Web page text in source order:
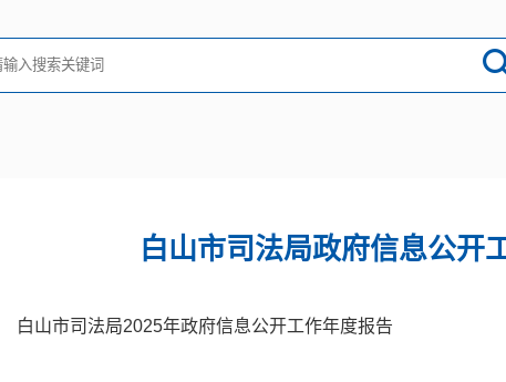
白山市司法局政府信息公开
白山市司法局2025年政府信息公开工作年度报告